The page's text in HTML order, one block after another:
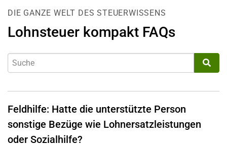
DIE GANZE WELT DES STEUERWISSENS
Lohnsteuer kompakt FAQs
Feldhilfe: Hatte die unterstützte Person
sonstige Bezüge wie Lohnersatzleistungen
oder Sozialhilfe?